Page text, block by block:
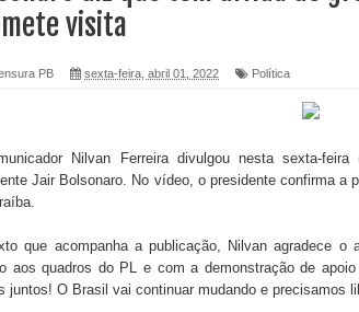
próteses dentárias já foram entregues pela Prefeitura de
Marí lamenta a morte da ex-vereadora Neta do Sindicato
em Brasília recursos para nova Casa de Acolhida e
no Diretório Nacional do PDT durante Convenção em
visita
PB sexta-feira, abril 01, 2022 Política
Nilvan Ferreira divulgou nesta sexta-
Jair Bolsonaro. No vídeo, o presidente confirma a
que acompanha a publicação, Nilvan agradece
aos quadros do PL e com a demonstração de
juntos! O Brasil vai continuar mudando e precisamos